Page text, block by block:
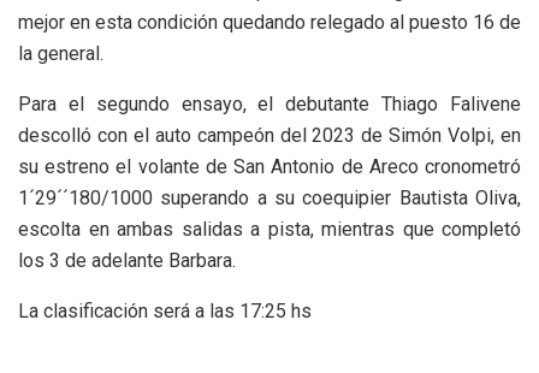
mejor en esta condición quedando relegado al puesto 16 de
la general.
Para el segundo ensayo, el debutante Thiago Falivene
descolló con el auto campeón del 2023 de Simón Volpi, en
su estreno el volante de San Antonio de Areco cronometró
1´29´´180/1000 superando a su coequipier Bautista Oliva,
escolta en ambas salidas a pista, mientras que completó
los 3 de adelante Barbara.
La clasificación será a las 17:25 hs